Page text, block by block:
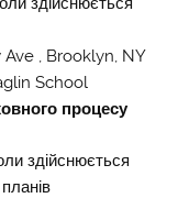
, Brooklyn, NY
School
процесу
здійснюється